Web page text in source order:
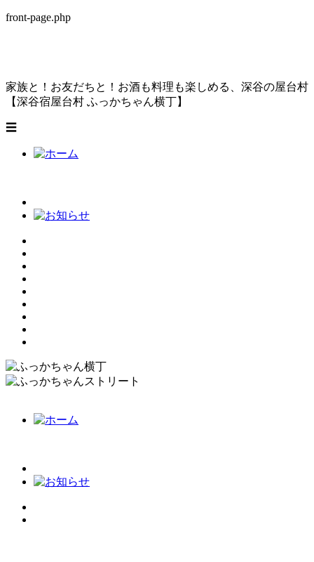
front-page.php
家族と！お友だちと！お酒も料理も楽しめる、 深谷の屋台村
【深谷宿屋台村 ふっかちゃん横丁】
☰